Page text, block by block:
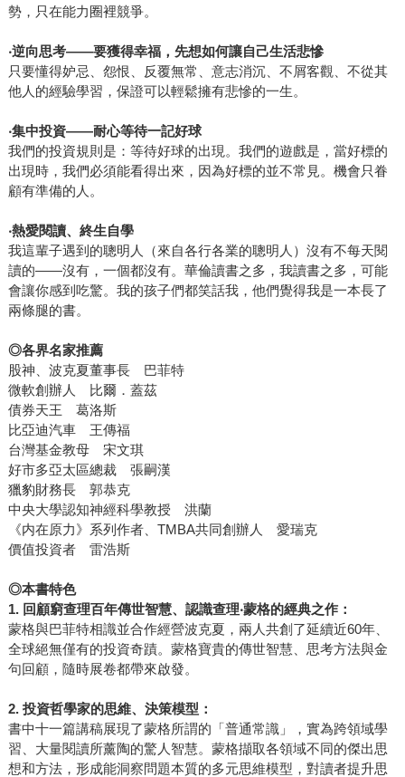
勢，只在能力圈裡競爭。
‧逆向思考——要獲得幸福，先想如何讓自己生活悲慘
只要懂得妒忌、怨恨、反覆無常、意志消沉、不屑客觀、不從其
他人的經驗學習，保證可以輕鬆擁有悲慘的一生。
‧集中投資——耐心等待一記好球
我們的投資規則是：等待好球的出現。我們的遊戲是，當好標的
出現時，我們必須能看得出來，因為好標的並不常見。機會只眷
顧有準備的人。
‧熱愛閱讀、終生自學
我這輩子遇到的聰明人（來自各行各業的聰明人）沒有不每天閱
讀的——沒有，一個都沒有。華倫讀書之多，我讀書之多，可能
會讓你感到吃驚。我的孩子們都笑話我，他們覺得我是一本長了
兩條腿的書。
◎各界名家推薦
股神、波克夏董事長 巴菲特
微軟創辦人 比爾．蓋茲
債券天王 葛洛斯
比亞迪汽車 王傳福
台灣基金教母 宋文琪
好市多亞太區總裁 張嗣漢
獵豹財務長 郭恭克
中央大學認知神經科學教授 洪蘭
《内在原力》系列作者、TMBA共同創辦人 愛瑞克
價值投資者 雷浩斯
◎本書特色
1. 回顧窮查理百年傳世智慧、認識查理‧蒙格的經典之作：
蒙格與巴菲特相識並合作經營波克夏，兩人共創了延續近60年、
全球絕無僅有的投資奇蹟。蒙格寶貴的傳世智慧、思考方法與金
句回顧，隨時展卷都帶來啟發。
2. 投資哲學家的思維、決策模型：
書中十一篇講稿展現了蒙格所謂的「普通常識」，實為跨領域學
習、大量閱讀所薰陶的驚人智慧。蒙格擷取各領域不同的傑出思
想和方法，形成能洞察問題本質的多元思維模型，對讀者提升思